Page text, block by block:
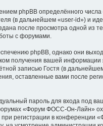
phpBB определённого
(в дальнейшем «user-id») и
после просмотра одной из
с форумами.
phpBB, однако они
получения вашей информации
записью Гостя (в
оставленные вами после
пароль для входа под
«Форум ФОСС-Он-Лайн»
регистрации в конференции